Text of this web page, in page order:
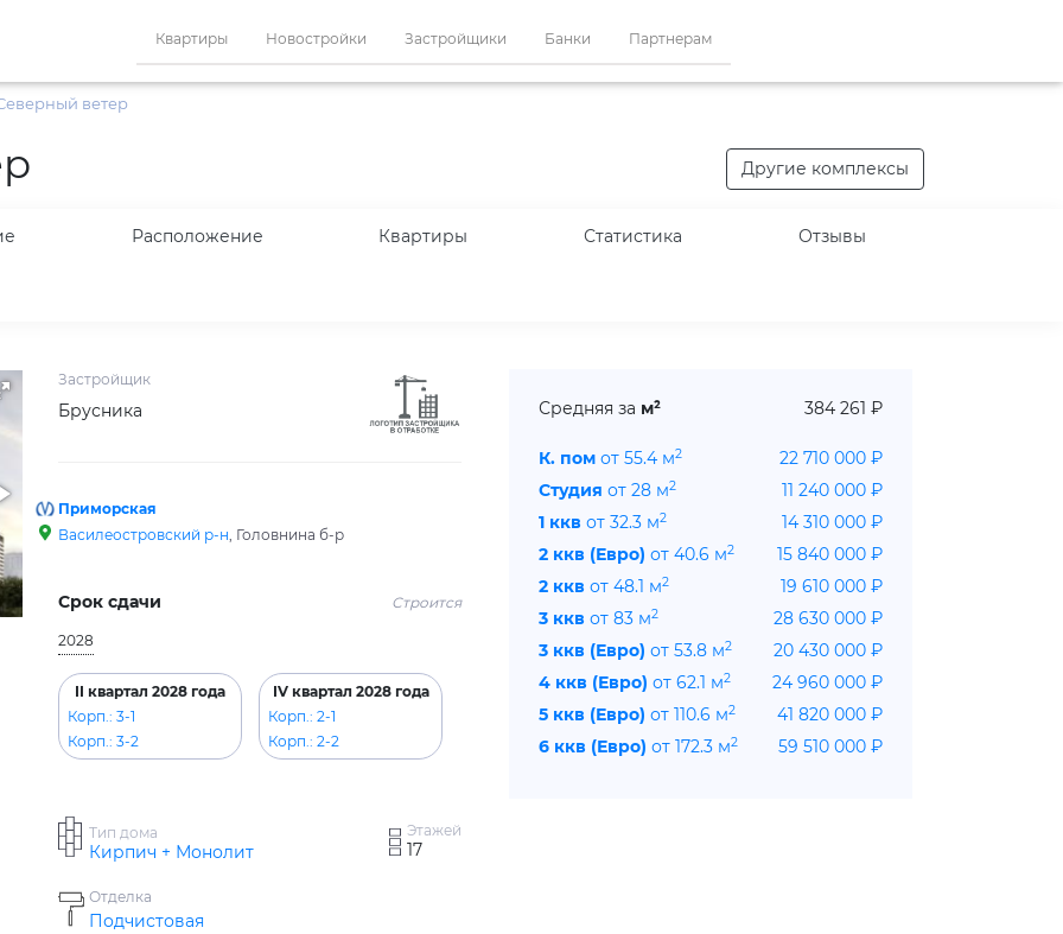
Квартиры Новостройки Застройщики Банки Партнерам
ветер
Другие комплексы
Расположение Квартиры Статистика Отзывы
Застройщик
Брусника
Приморская
Василеостровский р-н, Головнина б-р
Срок сдачи Строится
2028
II квартал 2028 года
Корп.: 3-1
Корп.: 3-2
IV квартал 2028 года
Корп.: 2-1
Корп.: 2-2
Тип дома
Кирпич + Монолит
Этажей
17
Отделка
Подчистовая
Средняя за м² 384 261 ₽
К. пом от 55.4 м2
22 710 000 ₽
Студия от 28 м2
11 240 000 ₽
1 ккв от 32.3 м2
14 310 000 ₽
2 ккв (Евро) от 40.6 м2
15 840 000 ₽
2 ккв от 48.1 м2
19 610 000 ₽
3 ккв от 83 м2
28 630 000 ₽
3 ккв (Евро) от 53.8 м2
20 430 000 ₽
4 ккв (Евро) от 62.1 м2
24 960 000 ₽
5 ккв (Евро) от 110.6 м2
41 820 000 ₽
6 ккв (Евро) от 172.3 м2 59 510 000 ₽